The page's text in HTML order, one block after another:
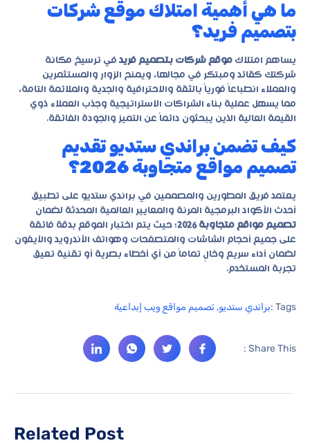
ما هي أهمية امتلاك موقع شركات
بتصميم فريد؟
يساهم امتلاك موقع شركات بتصميم فريدفي ترسيخ مكانة
شركتك كقائد ومبتكر في مجالها، ويمنح الزوار والمستثمرين
والعملاء انطباعاً فورياً بالثقة والاحترافية والجدية والملائمة التامة،
مما يسهل عملية بناء الشراكات الاستراتيجية وجذب العملاء ذوي
القيمة العالية الذين يبحثون دائماً عن التميز والجودة الفائقة.
كيف تضمن براندي ستديو تقديم
تصميم مواقع متجاوبة 2026؟
يعتمد فريق المطورين والمصممين في براندي ستديو على تطبيق
أحدث الأكواد البرمجية المرنة والمعايير العالمية المحدثة لضمان
تصميم مواقع متجاوبة 2026
؛ حيث يتم اختبار الموقع بدقة فائقة
على جميع أحجام الشاشات والمتصفحات وهواتف الأندرويد والآيفون
لضمان أداء سريع وخالٍ تماماً من أي أخطاء بصرية أو تقنية تعيق
تجربة المستخدم.
Tags : براندي ستديو, تصميم مواقع ويب إبداعية
Share This :
Related Post